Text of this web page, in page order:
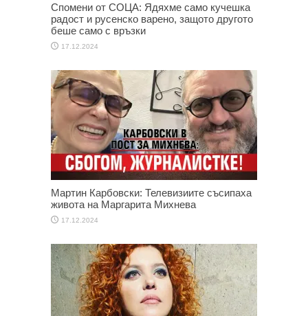
Спомени от СОЦА: Ядяхме само кучешка
радост и русенско варено, защото другото
беше само с връзки
17.12.2024
Мартин Карбовски: Телевизиите съсипаха
живота на Маргарита Михнева
17.12.2024